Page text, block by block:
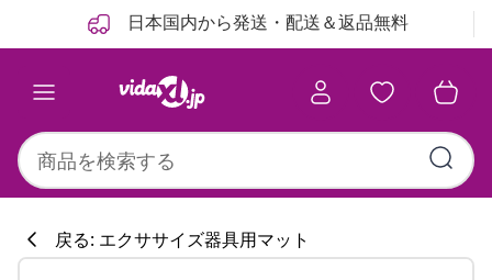
日本国内から発送・配送＆返品無料
戻る: エクササイズ器具用マット